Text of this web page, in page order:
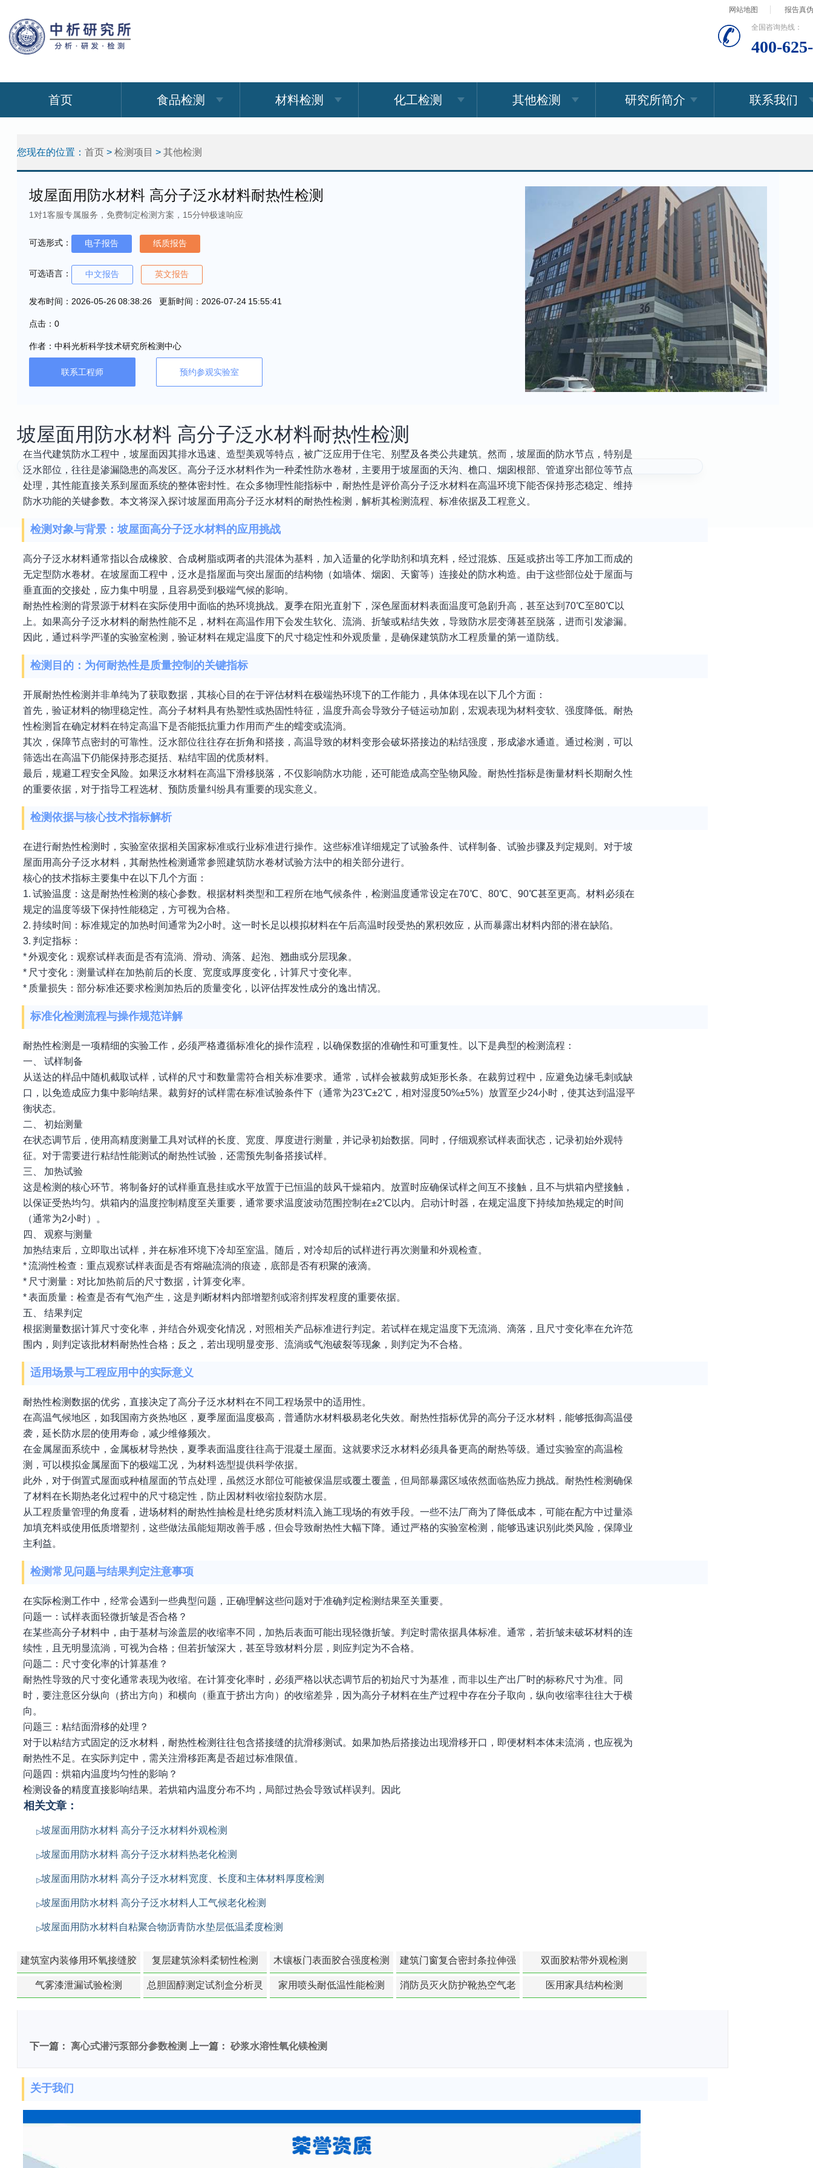
网站地图 报告真
全国咨询热线：
400-
首页 食品检测 材料检测 化工检测 其他检测 研究所简介 联系我们
您现在的位置： 首页 > 检测项目 > 其他检测
坡屋面用防水材料 高分子泛水材料耐热性检测
1对1客服专属服务，免费制定检测方案，15分钟极速响应
可选形式： 电子报告 纸质报告
可选语言： 中文报告 英文报告
发布时间：2026-05-26 08:38:26 更新时间：2026-07-24 15:55:41
点击：0
作者：中科光析科学技术研究所检测中心
联系工程师 预约参观实验室
坡屋面用防水材料 高分子泛水材料耐热性检测
在当代建筑防水工程中，坡屋面因其排水迅速、造型美观等特点，被广泛应用于住宅、别墅及各类公共建筑。然而，坡屋面的防水节点，特别是
泛水部位，往往是渗漏隐患的高发区。高分子泛水材料作为一种柔性防水卷材，主要用于坡屋面的天沟、檐口、烟囱根部、管道穿出部位等节点
处理，其性能直接关系到屋面系统的整体密封性。在众多物理性能指标中，耐热性是评价高分子泛水材料在高温环境下能否保持形态稳定、维持
防水功能的关键参数。本文将深入探讨坡屋面用高分子泛水材料的耐热性检测，解析其检测流程、标准依据及工程意义。
检测对象与背景：坡屋面高分子泛水材料的应用挑战
高分子泛水材料通常指以合成橡胶、合成树脂或两者的共混体为基料，加入适量的化学助剂和填充料，经过混炼、压延或挤出等工序加工而成的
无定型防水卷材。在坡屋面工程中，泛水是指屋面与突出屋面的结构物（如墙体、烟囱、天窗等）连接处的防水构造。由于这些部位处于屋面与
垂直面的交接处，应力集中明显，且容易受到极端气候的影响。
耐热性检测的背景源于材料在实际使用中面临的热环境挑战。夏季在阳光直射下，深色屋面材料表面温度可急剧升高，甚至达到70℃至80℃以
上。如果高分子泛水材料的耐热性能不足，材料在高温作用下会发生软化、流淌、折皱或粘结失效，导致防水层变薄甚至脱落，进而引发渗漏。
因此，通过科学严谨的实验室检测，验证材料在规定温度下的尺寸稳定性和外观质量，是确保建筑防水工程质量的第一道防线。
检测目的：为何耐热性是质量控制的关键指标
开展耐热性检测并非单纯为了获取数据，其核心目的在于评估材料在极端热环境下的工作能力，具体体现在以下几个方面：
首先，验证材料的物理稳定性。高分子材料具有热塑性或热固性特征，温度升高会导致分子链运动加剧，宏观表现为材料变软、强度降低。耐热
性检测旨在确定材料在特定高温下是否能抵抗重力作用而产生的蠕变或流淌。
其次，保障节点密封的可靠性。泛水部位往往存在折角和搭接，高温导致的材料变形会破坏搭接边的粘结强度，形成渗水通道。通过检测，可以
筛选出在高温下仍能保持形态挺括、粘结牢固的优质材料。
最后，规避工程安全风险。如果泛水材料在高温下滑移脱落，不仅影响防水功能，还可能造成高空坠物风险。耐热性指标是衡量材料长期耐久性
的重要依据，对于指导工程选材、预防质量纠纷具有重要的现实意义。
检测依据与核心技术指标解析
在进行耐热性检测时，实验室依据相关国家标准或行业标准进行操作。这些标准详细规定了试验条件、试样制备、试验步骤及判定规则。对于坡
屋面用高分子泛水材料，其耐热性检测通常参照建筑防水卷材试验方法中的相关部分进行。
核心的技术指标主要集中在以下几个方面：
1. 试验温度：这是耐热性检测的核心参数。根据材料类型和工程所在地气候条件，检测温度通常设定在70℃、80℃、90℃甚至更高。材料必须在
规定的温度等级下保持性能稳定，方可视为合格。
2. 持续时间：标准规定的加热时间通常为2小时。这一时长足以模拟材料在午后高温时段受热的累积效应，从而暴露出材料内部的潜在缺陷。
3. 判定指标：
* 外观变化：观察试样表面是否有流淌、滑动、滴落、起泡、翘曲或分层现象。
* 尺寸变化：测量试样在加热前后的长度、宽度或厚度变化，计算尺寸变化率。
* 质量损失：部分标准还要求检测加热后的质量变化，以评估挥发性成分的逸出情况。
标准化检测流程与操作规范详解
耐热性检测是一项精细的实验工作，必须严格遵循标准化的操作流程，以确保数据的准确性和可重复性。以下是典型的检测流程：
一、 试样制备
从送达的样品中随机截取试样，试样的尺寸和数量需符合相关标准要求。通常，试样会被裁剪成矩形长条。在裁剪过程中，应避免边缘毛刺或缺
口，以免造成应力集中影响结果。裁剪好的试样需在标准试验条件下（通常为23℃±2℃，相对湿度50%±5%）放置至少24小时，使其达到温湿平
衡状态。
二、 初始测量
在状态调节后，使用高精度测量工具对试样的长度、宽度、厚度进行测量，并记录初始数据。同时，仔细观察试样表面状态，记录初始外观特
征。对于需要进行粘结性能测试的耐热性试验，还需预先制备搭接试样。
三、 加热试验
这是检测的核心环节。将制备好的试样垂直悬挂或水平放置于已恒温的鼓风干燥箱内。放置时应确保试样之间互不接触，且不与烘箱内壁接触，
以保证受热均匀。烘箱内的温度控制精度至关重要，通常要求温度波动范围控制在±2℃以内。启动计时器，在规定温度下持续加热规定的时间
（通常为2小时）。
四、 观察与测量
加热结束后，立即取出试样，并在标准环境下冷却至室温。随后，对冷却后的试样进行再次测量和外观检查。
* 流淌性检查：重点观察试样表面是否有熔融流淌的痕迹，底部是否有积聚的液滴。
* 尺寸测量：对比加热前后的尺寸数据，计算变化率。
* 表面质量：检查是否有气泡产生，这是判断材料内部增塑剂或溶剂挥发程度的重要依据。
五、 结果判定
根据测量数据计算尺寸变化率，并结合外观变化情况，对照相关产品标准进行判定。若试样在规定温度下无流淌、滴落，且尺寸变化率在允许范
围内，则判定该批材料耐热性合格；反之，若出现明显变形、流淌或气泡破裂等现象，则判定为不合格。
适用场景与工程应用中的实际意义
耐热性检测数据的优劣，直接决定了高分子泛水材料在不同工程场景中的适用性。
在高温气候地区，如我国南方炎热地区，夏季屋面温度极高，普通防水材料极易老化失效。耐热性指标优异的高分子泛水材料，能够抵御高温侵
袭，延长防水层的使用寿命，减少维修频次。
在金属屋面系统中，金属板材导热快，夏季表面温度往往高于混凝土屋面。这就要求泛水材料必须具备更高的耐热等级。通过实验室的高温检
测，可以模拟金属屋面下的极端工况，为材料选型提供科学依据。
此外，对于倒置式屋面或种植屋面的节点处理，虽然泛水部位可能被保温层或覆土覆盖，但局部暴露区域依然面临热应力挑战。耐热性检测确保
了材料在长期热老化过程中的尺寸稳定性，防止因材料收缩拉裂防水层。
从工程质量管理的角度看，进场材料的耐热性抽检是杜绝劣质材料流入施工现场的有效手段。一些不法厂商为了降低成本，可能在配方中过量添
加填充料或使用低质增塑剂，这些做法虽能短期改善手感，但会导致耐热性大幅下降。通过严格的实验室检测，能够迅速识别此类风险，保障业
主利益。
检测常见问题与结果判定注意事项
在实际检测工作中，经常会遇到一些典型问题，正确理解这些问题对于准确判定检测结果至关重要。
问题一：试样表面轻微折皱是否合格？
在某些高分子材料中，由于基材与涂盖层的收缩率不同，加热后表面可能出现轻微折皱。判定时需依据具体标准。通常，若折皱未破坏材料的连
续性，且无明显流淌，可视为合格；但若折皱深大，甚至导致材料分层，则应判定为不合格。
问题二：尺寸变化率的计算基准？
耐热性导致的尺寸变化通常表现为收缩。在计算变化率时，必须严格以状态调节后的初始尺寸为基准，而非以生产出厂时的标称尺寸为准。同
时，要注意区分纵向（挤出方向）和横向（垂直于挤出方向）的收缩差异，因为高分子材料在生产过程中存在分子取向，纵向收缩率往往大于横
向。
问题三：粘结面滑移的处理？
对于以粘结方式固定的泛水材料，耐热性检测往往包含搭接缝的抗滑移测试。如果加热后搭接边出现滑移开口，即便材料本体未流淌，也应视为
耐热性不足。在实际判定中，需关注滑移距离是否超过标准限值。
问题四：烘箱内温度均匀性的影响？
检测设备的精度直接影响结果。若烘箱内温度分布不均，局部过热会导致试样误判。因此
相关文章：
坡屋面用防水材料 高分子泛水材料外观检测
坡屋面用防水材料 高分子泛水材料热老化检测
坡屋面用防水材料 高分子泛水材料宽度、长度和主体材料厚度检测
坡屋面用防水材料 高分子泛水材料人工气候老化检测
坡屋面用防水材料自粘聚合物沥青防水垫层低温柔度检测
建筑室内装修用环氧接缝胶
苯含量检测
复层建筑涂料柔韧性检测 木镶板门表面胶合强度检测
建筑门窗复合密封条拉伸强
度-硬质塑料材料检测
双面胶粘带外观检测
气雾漆泄漏试验检测
总胆固醇测定试剂盒分析灵
家用喷头耐低温性能检测
消防员灭火防护靴热空气老
医用家具结构检测
下一篇： 离心式潜污泵部分参数检测 上一篇： 砂浆水溶性氧化镁检测
关于我们